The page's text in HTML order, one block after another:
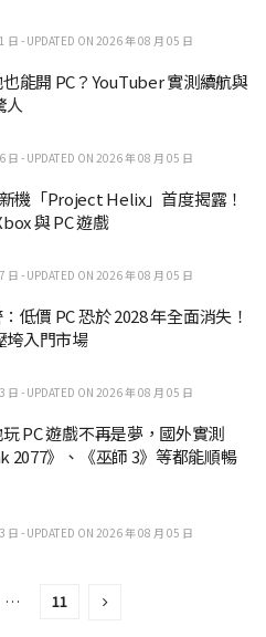
日 - UPDATED ON 2026 年 08 月 05 日
也能開 PC？YouTuber 實測續航與
人
日 - UPDATED ON 2026 年 08 月 05 日
機「Project Helix」首度揭露！
與 PC 遊戲
日 - UPDATED ON 2026 年 08 月 05 日
低價 PC 恐於 2028 年全面消失！
垮入門市場
日 - UPDATED ON 2026 年 08 月 05 日
PC 遊戲不再是夢，國外實測
2077》、《巫師 3》等都能順暢
日 - UPDATED ON 2026 年 08 月 05 日
… 11